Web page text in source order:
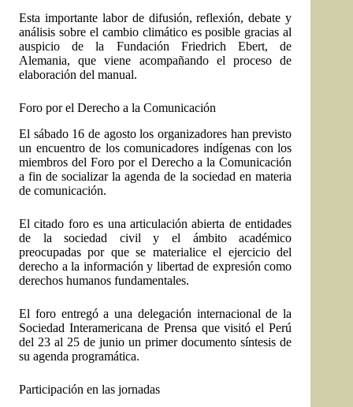
Esta importante labor de difusión, reflexión, debate y
análisis sobre el cambio climático es posible gracias al
auspicio de la Fundación Friedrich Ebert, de
Alemania, que viene acompañando el proceso de
elaboración del manual.
Foro por el Derecho a la Comunicación
El sábado 16 de agosto los organizadores han previsto
un encuentro de los comunicadores indígenas con los
miembros del Foro por el Derecho a la Comunicación
a fin de socializar la agenda de la sociedad en materia
de comunicación.
El citado foro es una articulación abierta de entidades
de la sociedad civil y el ámbito académico
preocupadas por que se materialice el ejercicio del
derecho a la información y libertad de expresión como
derechos humanos fundamentales.
El foro entregó a una delegación internacional de la
Sociedad Interamericana de Prensa que visitó el Perú
del 23 al 25 de junio un primer documento síntesis de
su agenda programática.
Participación en las jornadas